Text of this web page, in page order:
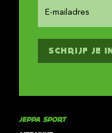
SCHRIJF JE IN
JEPPA SPORT